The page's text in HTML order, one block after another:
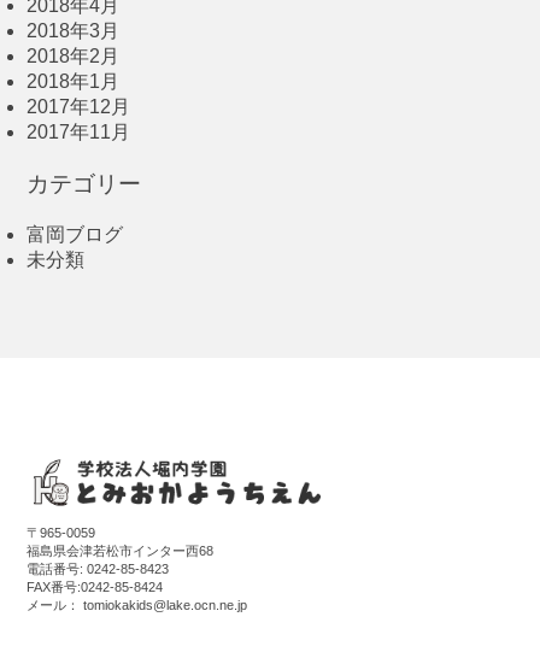
2018年4月
2018年3月
2018年2月
2018年1月
2017年12月
2017年11月
カテゴリー
富岡ブログ
未分類
〒965-0059
福島県会津若松市インター西68
電話番号:0242-85-8423
FAX番号:0242-85-8424
メール：tomiokakids@lake.ocn.ne.jp